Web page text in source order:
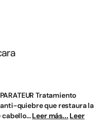
Tratamiento
quiebre que restaura la
Leer más... Leer